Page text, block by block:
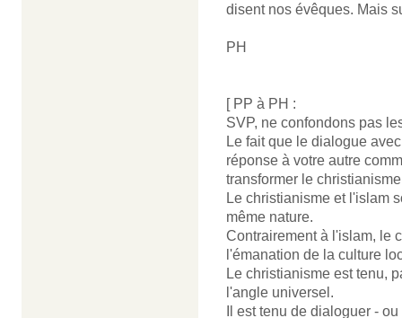
disent nos évêques. Mais
PH
[ PP à PH :
SVP, ne confondons pas
Le fait que le dialogue
réponse à votre autre
transformer le
Le christianisme et l'islam
même nature.
Contrairement à l'islam, le
l'émanation de la culture
Le christianisme est tenu,
l'angle universel.
Il est tenu de dialoguer -